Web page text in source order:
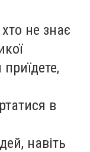
не знає
в
навіть